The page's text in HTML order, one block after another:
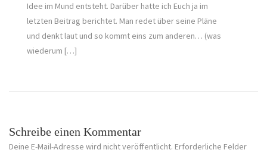
Idee im Mund entsteht. Darüber hatte ich Euch ja im
letzten Beitrag berichtet. Man redet über seine Pläne
und denkt laut und so kommt eins zum anderen… (was
wiederum […]
Schreibe einen Kommentar
Deine E-Mail-Adresse wird nicht veröffentlicht. Erforderliche Felder